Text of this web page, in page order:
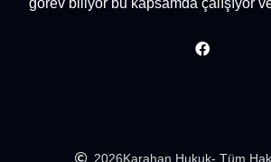
görev biliyor bu kapsamda çalışıyor
2026Karahan Hukuk- Tüm